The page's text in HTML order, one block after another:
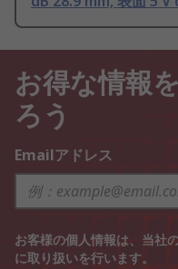
お得な情報
ろう
Emailアドレス
お客様の個人情報は、当社
に取り扱いを行います。